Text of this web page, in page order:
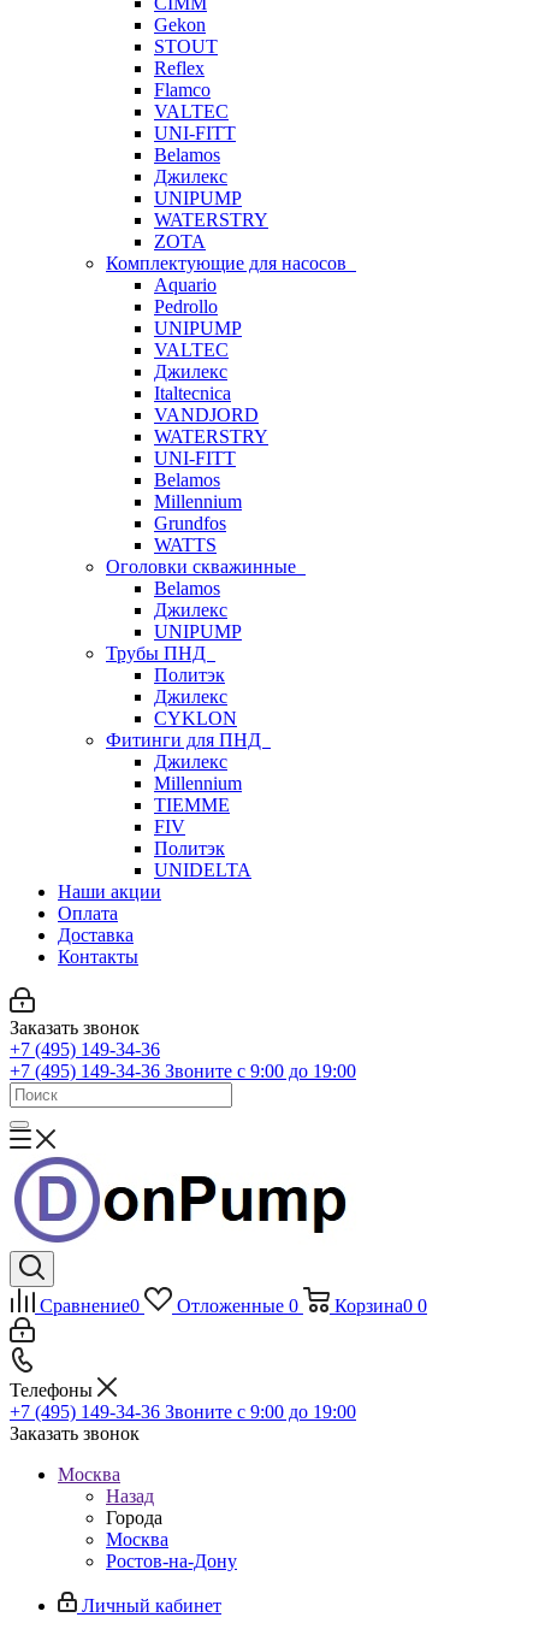
Gekon
STOUT
Reflex
Flamco
VALTEC
UNI-FITT
Belamos
Джилекс
UNIPUMP
WATERSTRY
ZOTA
Комплектующие для насосов
Aquario
Pedrollo
UNIPUMP
VALTEC
Джилекс
Italtecnica
VANDJORD
WATERSTRY
UNI-FITT
Belamos
Millennium
Grundfos
WATTS
Оголовки скважинные
Belamos
Джилекс
UNIPUMP
Трубы ПНД
Политэк
Джилекс
CYKLON
Фитинги для ПНД
Джилекс
Millennium
TIEMME
FIV
Политэк
UNIDELTA
Наши акции
Оплата
Доставка
Контакты
Заказать звонок
+7 (495) 149-34-36
+7 (495) 149-34-36 Звоните с 9:00 до 19:00
Сравнение0 Отложенные 0 Корзина0 0
Телефоны
+7 (495) 149-34-36 Звоните с 9:00 до 19:00
Заказать звонок
Москва
Назад
Города
Москва
Ростов-на-Дону
Личный кабинет